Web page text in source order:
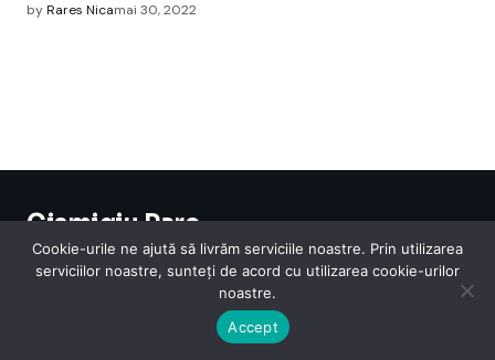
byRares Nicamai 30, 2022
Cismigiu Parc
© 2024 CismigiuParc. All Rights Reserved.
Internet Legislatie Medical Moda Sarbatori Telefoane
Cookie-urile ne ajută să livrăm serviciile noastre. Prin utilizarea
serviciilor noastre, sunteți de acord cu utilizarea cookie-urilor
noastre.
Accept